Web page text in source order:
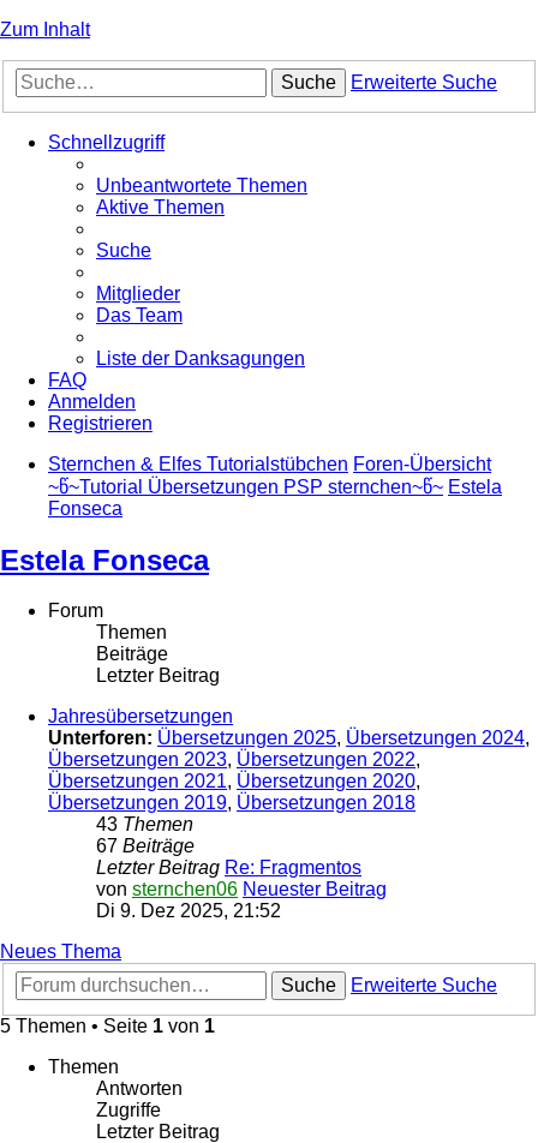
Zum Inhalt
Suche Erweiterte Suche
Schnellzugriff
Unbeantwortete Themen
Aktive Themen
Suche
Mitglieder
Das Team
Liste der Danksagungen
FAQ
Anmelden
Registrieren
Sternchen & Elfes Tutorialstübchen Foren-Übersicht
~წ~Tutorial Übersetzungen PSP sternchen~წ~ Estela
Fonseca
Estela Fonseca
Forum
Themen
Beiträge
Letzter Beitrag
Jahresübersetzungen
Unterforen: Übersetzungen 2025, Übersetzungen 2024,
Übersetzungen 2023, Übersetzungen 2022,
Übersetzungen 2021, Übersetzungen 2020,
Übersetzungen 2019, Übersetzungen 2018
43 Themen
67 Beiträge
Letzter Beitrag Re: Fragmentos
von sternchen06 Neuester Beitrag
Di 9. Dez 2025, 21:52
Neues Thema
Suche
Erweiterte Suche
5 Themen • Seite 1 von 1
Themen
Antworten
Zugriffe
Letzter Beitrag